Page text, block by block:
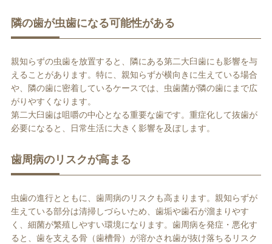
隣の歯が虫歯になる可能性がある
親知らずの虫歯を放置すると、隣にある第二大臼歯にも影響を与
えることがあります。特に、親知らずが横向きに生えている場合
や、隣の歯に密着しているケースでは、虫歯菌が隣の歯にまで広
がりやすくなります。
第二大臼歯は咀嚼の中心となる重要な歯です。重症化して抜歯が
必要になると、日常生活に大きく影響を及ぼします。
歯周病のリスクが高まる
虫歯の進行とともに、歯周病のリスクも高まります。親知らずが
生えている部分は清掃しづらいため、歯垢や歯石が溜まりやす
く、細菌が繁殖しやすい環境になります。歯周病を発症・悪化す
ると、歯を支える骨（歯槽骨）が溶かされ歯が抜け落ちるリスク